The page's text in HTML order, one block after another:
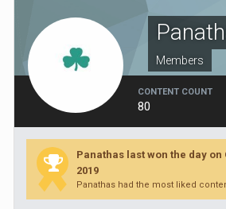
Members
CONTENT COUNT
80
Panathas last won the day on
2019
Panathas had the most liked